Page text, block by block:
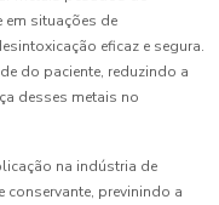
situações de
eficaz e segura.
do paciente, reduzindo a
desses metais no
na indústria de
previnindo a